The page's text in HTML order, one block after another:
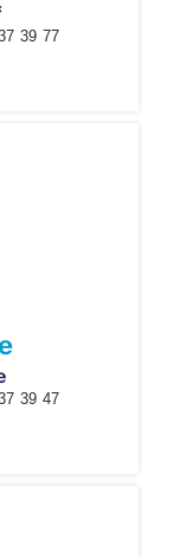
39 77
39 47